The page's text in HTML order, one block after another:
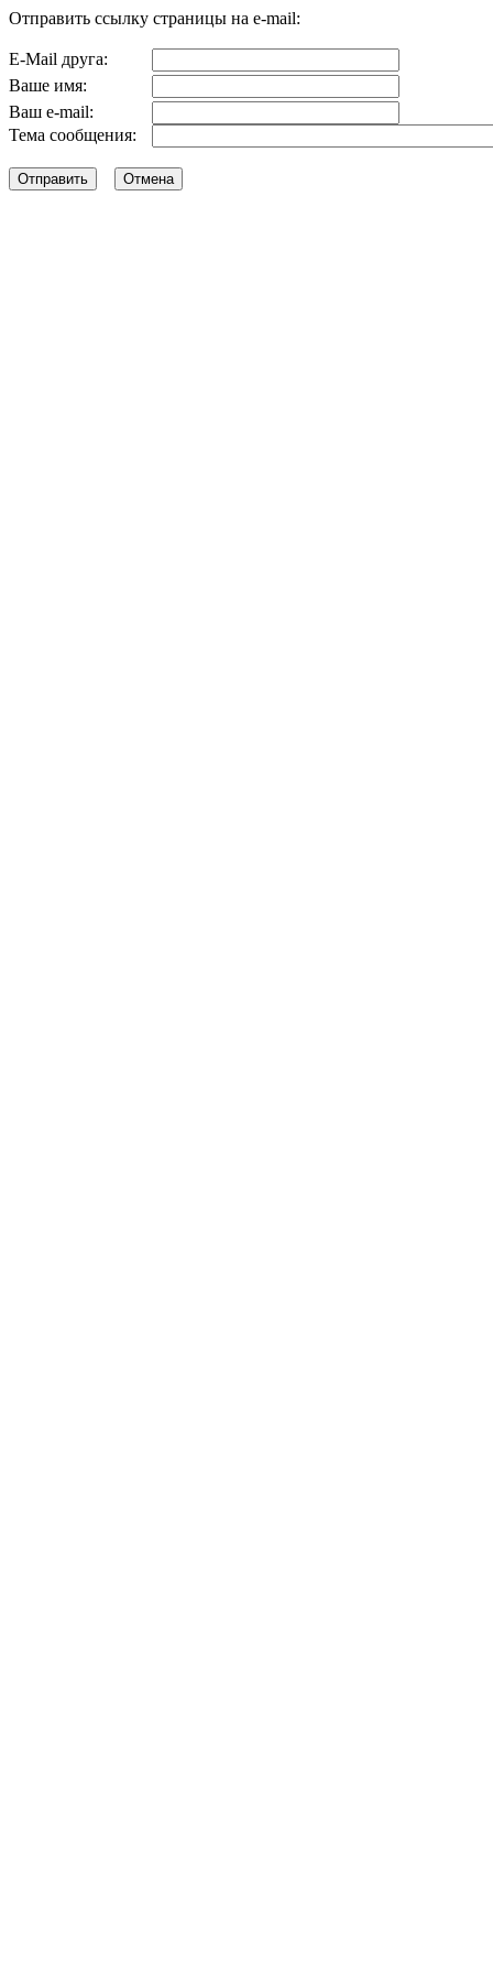
Отправить ссылку страницы на e-mail:
E-Mail друга:
Ваше имя:
Ваш e-mail:
Тема сообщения: